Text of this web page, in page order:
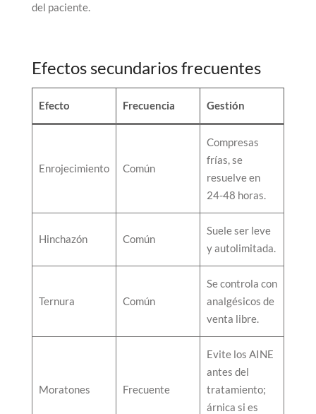
del paciente.
Efectos secundarios frecuentes
Efecto Frecuencia Gestión
Enrojecimiento Común
Compresas
frías, se
resuelve en
24-48 horas.
Hinchazón Común
Suele ser leve
y autolimitada.
Ternura Común
Se controla con
analgésicos de
venta libre.
Moratones Frecuente
Evite los AINE
antes del
tratamiento;
árnica si es